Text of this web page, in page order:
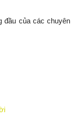
đầu của các chuyên